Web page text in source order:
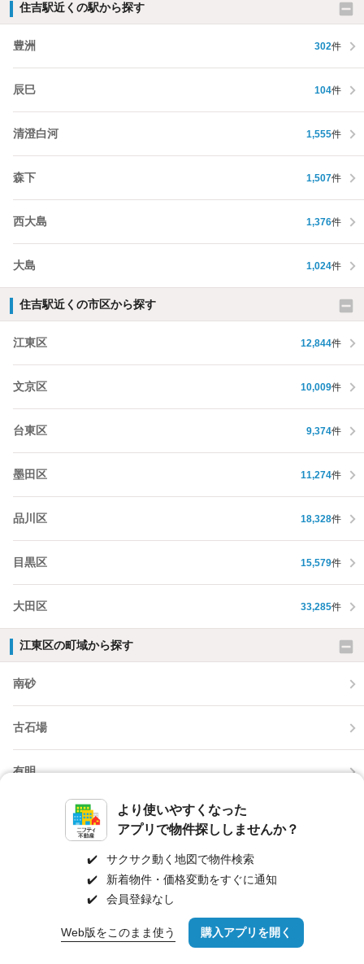
より使いやすくなった
アプリで物件探ししませんか？
✔️
サクサク動く地図で物件検索
✔️
新着物件・価格変動をすぐに通知
✔️
会員登録なし
Web版をこのまま使う 購入アプリを開く
住吉駅近くの駅から探す
豊洲 302件
辰巳 104件
清澄白河 1,555件
森下 1,507件
西大島 1,376件
大島 1,024件
住吉駅近くの市区から探す
江東区 12,844件
文京区 10,009件
台東区 9,374件
墨田区 11,274件
品川区 18,328件
目黒区 15,579件
大田区 33,285件
江東区の町域から探す
南砂
古石場
有明
路線・駅を変更 詳細条件を変更